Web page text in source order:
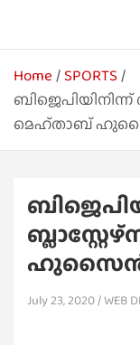
Home SPORTS
ബിജെപിയിനിന്ന്
മെഹ്താബ്
July 23, 2020 WEB